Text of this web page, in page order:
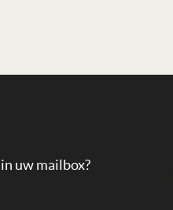
uw mailbox?